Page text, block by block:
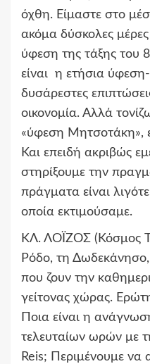
όχθη. Είμαστε στο
ακόμα δύσκολες
ύφεση της τάξης του
είναι η ετήσια
δυσάρεστες
οικονομία. Αλλά
«ύφεση Μητσοτάκη»,
Και επειδή ακριβώς
στηρίξουμε την
πράγματα είναι
οποία εκτιμούσαμε.
ΚΛ. ΛΟΪΖΟΣ (Κόσμος
Ρόδο, τη Δωδεκάνησο,
που ζουν την
γείτονας χώρας.
Ποια είναι η
τελευταίων ωρών με
Reis; Περιμένουμε να